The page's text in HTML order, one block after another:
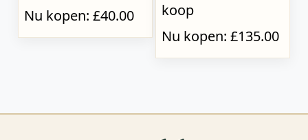
Nu kopen: £40.00
koop
Nu kopen: £135.00